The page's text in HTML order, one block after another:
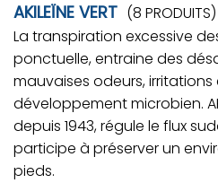
AKILEÏNE VERT (8 PRODUITS)
La transpiration excessive
ponctuelle, entraine des
mauvaises odeurs, irritations
développement microbien.
depuis 1943, régule le flux
participe à préserver un
pieds.